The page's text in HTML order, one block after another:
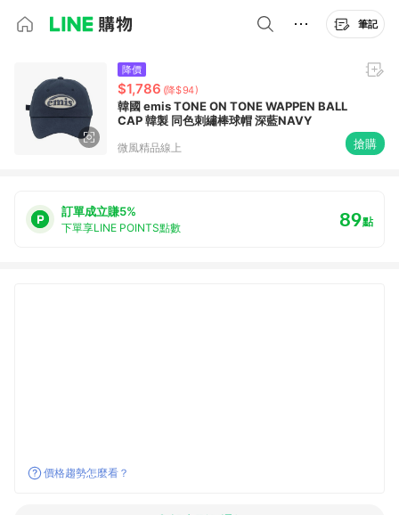
筆記
降價
$1,786 (降$94)
韓國 emis TONE ON TONE WAPPEN BALL
CAP 韓製 同色刺繡棒球帽 深藍NAVY
微風精品線上 搶購
訂單成立賺5%
下單享LINE POINTS點數 89點
價格趨勢怎麼看？